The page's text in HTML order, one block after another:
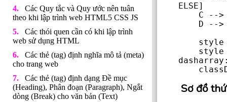
Các Quy tắc và Quy ước nên tuân
theo khi lập trình web HTML5 CSS JS
Các thói quen cần có khi lập trình
web sử dụng HTML
Các thẻ (tag) định nghĩa mô tả (meta)
cho trang web
Các thẻ (tag) định dạng Đề mục
(Heading), Phân đoạn (Paragraph), Ngắt
dòng (Break) cho văn bản (Text)
ELSE]
Sơ đồ